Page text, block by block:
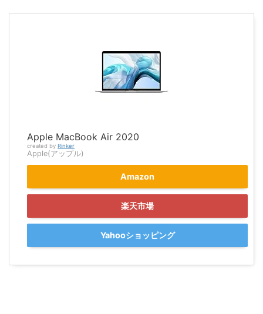
Apple MacBook Air 2020
created by Rinker
Apple(アップル)
Amazon
楽天市場
Yahooショッピング